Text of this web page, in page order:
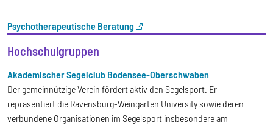
Psychotherapeutische Beratung
Hochschulgruppen
Akademischer Segelclub Bodensee-Oberschwaben
Der gemeinnützige Verein fördert aktiv den Segelsport. Er
repräsentiert die Ravensburg-Weingarten University sowie deren
verbundene Organisationen im Segelsport insbesondere am